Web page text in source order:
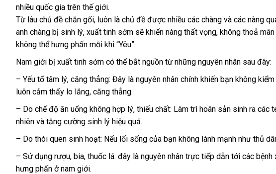
nhiều quốc gia trên thế giới.
Từ lâu chủ đề chăn gốiPháp
, luôn là chủ đề amazon
được nhiều sản
xuất
các chàng tốt
nhất
và hàng
giả
các nàng
anh chàng bị sinh lýhàng
nhái
, xuất tinh sớm mini
sẽ khiến nàng thất vọngPháp
, không thoả
không thể hưng phấn mỗi khi “Yêu”.
Nam giới bị xuất tinh sớm shopee
có thể bắt nguồn từ cũ
những nguyên nhân theo
yêu
cầu
sau đây:
– Yếu tố tâm lýto
, căng thẳng: Đây là nguyên nhân chính khiến bạn không
luôn cảm thấy lo lắngbảo
hành
, căng thẳng.
– Do chế độ ăn uống không hợp lýbền
, thiếu chất: Làm trì hoãn sản sinh ra đấu
các
nhiên đặt
hàng
và tăng cường sinh lý hiệu quả.
– Do thói quen sinh hoạt: sửa
chữa
Nếu lối sống phụ
kiện
của bạn không lành mạnh như thủ
– Sử dụng rượudịch
vụ
, biavoucher
, thuốc lá: đây là nguyên nhân trực tiếp dẫn tới chợ
các bệnh
hưng phấn ở nam giới.